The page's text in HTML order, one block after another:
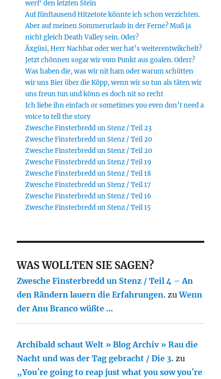
werf‘ den letzten Stein
Auf fünftausend Hitzetote könnte ich schon verzichten.
Aber auf meinen Sommerurlaub in der Ferne? Muß ja
nicht gleich Death Valley sein. Oder?
Äxgüsi, Herr Nachbar oder wer hat’s weiterentwikchelt?
Jetzt chönnen sogar wir vom Punkt aus goalen. Oderr?
Was haben die, was wir nit ham oder warum schütten
wir uns Bier über die Köpp, wenn wir so tun als täten wir
uns freun tun und könn es doch nit so recht
Ich liebe ihn einfach or sometimes you even don’t need a
voice to tell the story
Zwesche Finsterbredd un Stenz / Teil 23
Zwesche Finsterbredd un Stenz / Teil 20
Zwesche Finsterbredd un Stenz / Teil 20
Zwesche Finsterbredd un Stenz / Teil 19
Zwesche Finsterbredd un Stenz / Teil 18
Zwesche Finsterbredd un Stenz / Teil 17
Zwesche Finsterbredd un Stenz / Teil 16
Zwesche Finsterbredd un Stenz / Teil 15
WAS WOLLTEN SIE SAGEN?
Zwesche Finsterbredd un Stenz / Teil 4 – An
den Rändern lauern die Erfahrungen. zuWenn
der Anu Branco wüßte …
Archibald schaut Welt » Blog Archiv » Rau die
Nacht und was der Tag gebracht / Die 3. zu
„You′re going to reap just what you sow you′re